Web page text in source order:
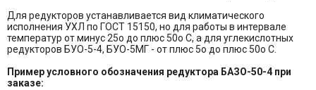
Для редукторов устанавливается вид климатического
исполнения УХЛ по ГОСТ 15150, но для работы в интервале
температур от минус 25о до плюс 50о С, а для углекислотных
редукторов БУО-5-4, БУО-5МГ - от плюс 5о до плюс 50о С.
Пример условного обозначения редуктора БАЗО-50-4 при
заказе: